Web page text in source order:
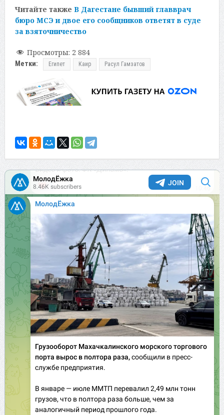
Читайте также В Дагестане бывший главврач
бюро МСЭ и двое его сообщников ответят в суде
за взяточничество
Просмотры: 2 884
Метки: Египет Каир Расул Гамзатов